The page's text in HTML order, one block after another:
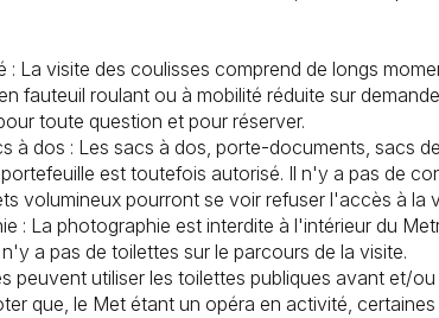
: La visite des coulisses comprend de longs
fauteuil roulant ou à mobilité réduite sur
toute question et pour réserver.
à dos : Les sacs à dos, porte-documents, sacs
est toutefois autorisé. Il n'y a pas de
volumineux pourront se voir refuser l'accès à la
: La photographie est interdite à l'intérieur du
a pas de toilettes sur le parcours de la visite.
peuvent utiliser les toilettes publiques avant et/ou
que, le Met étant un opéra en activité,